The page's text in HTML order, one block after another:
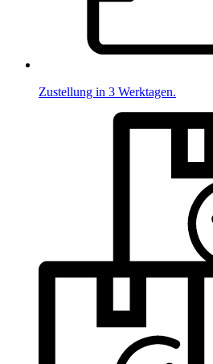
Zustellung in 3 Werktagen.